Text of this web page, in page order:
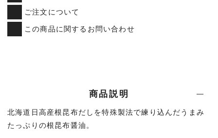
ご注文について
この商品に関するお問い合わせ
商品説明
北海道日高産根昆布だしを特殊製法で練り込んだうまみ
たっぷりの根昆布醤油。